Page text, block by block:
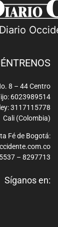
8 – 44 Centro
6023989514
3117115778
Cali (Colombia)
Fé de Bogotá:
– 8297713
Síganos en: